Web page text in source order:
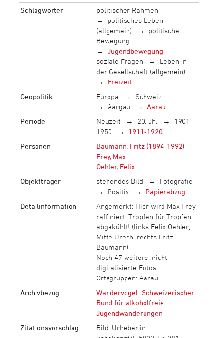
Schlagwörter
politischer Rahmen
politisches Leben
(allgemein)
politische
Bewegung
Jugendbewegung
soziale Fragen
Leben in
der Gesellschaft (allgemein)
Freizeit
Geopolitik
Europa
Schweiz
Aargau
Aarau
Periode
Neuzeit 20. Jh.
1901-
1950
1911-1920
Personen
Baumann, Fritz (1894-1992)
Frey, Max
Oehler, Felix
Objektträger
stehendes Bild
Fotografie
Positiv
Papierabzug
Detailinformation
Angemerkt: Hier wird Max Frey
raffiniert, Tropfen für Tropfen
abgekühlt! (links Felix Oehler,
Mitte Urech, rechts Fritz
Baumann)
Noch 47 weitere, nicht
digitalisierte Fotos:
Ortsgruppen: Aarau
Archivbezug
Wandervogel. Schweizerischer
Bund für alkoholfreie
Jugendwanderungen
Zitationsvorschlag
Bild: Urheber:in